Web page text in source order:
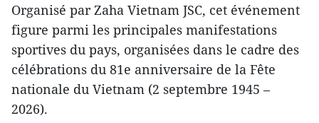
Organisé par Zaha Vietnam JSC, cet événement
figure parmi les principales manifestations
sportives du pays, organisées dans le cadre des
célébrations du 81e anniversaire de la Fête
nationale du Vietnam (2 septembre 1945 –
2026).